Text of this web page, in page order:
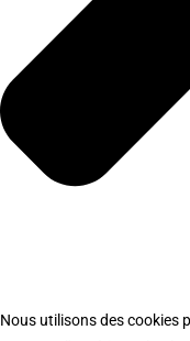
Nous utilisons des cookies